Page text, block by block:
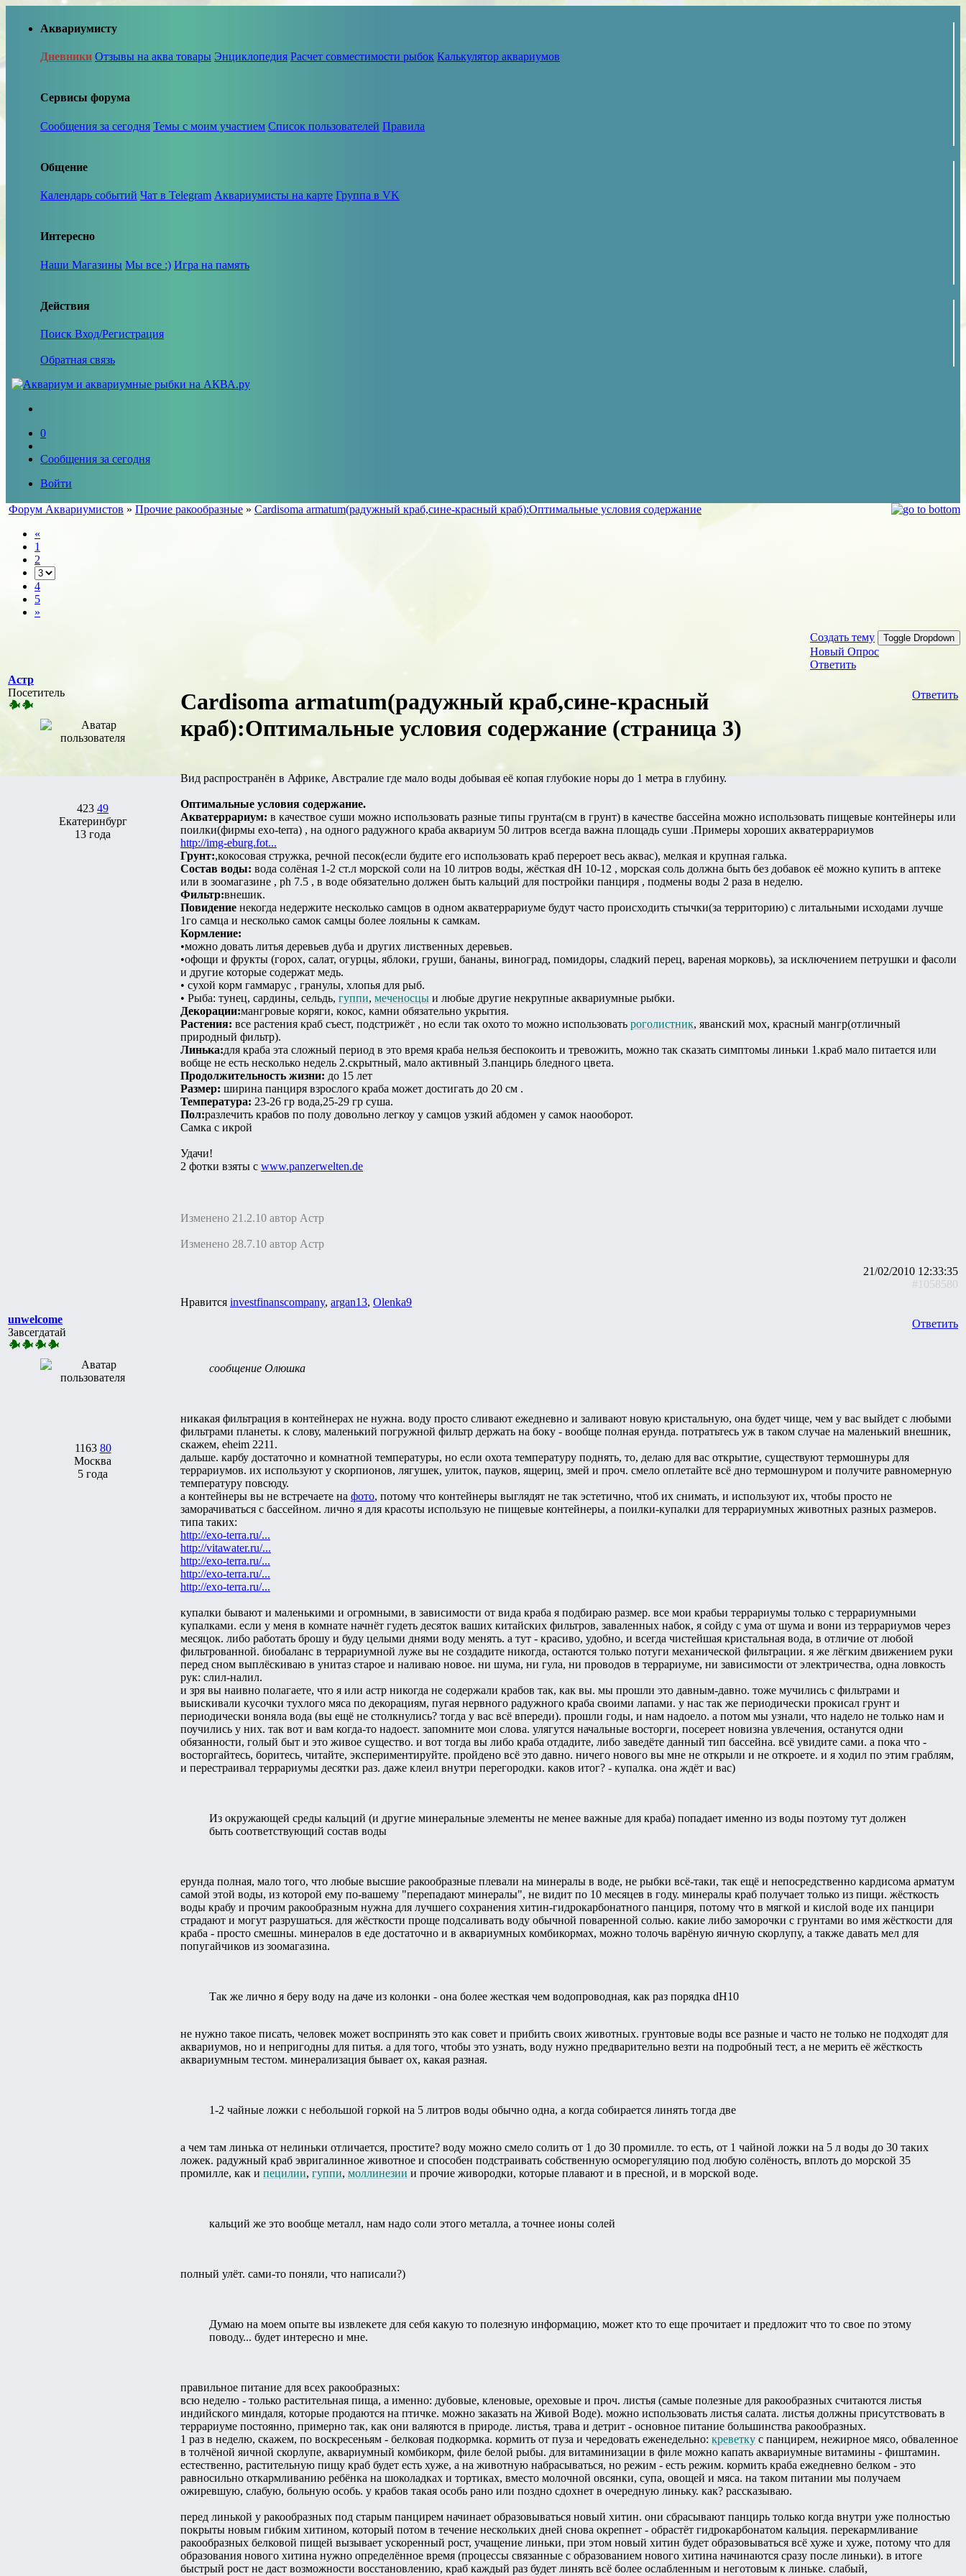
Аквариумисту
Дневники Отзывы на аква товары Энциклопедия Расчет совместимости рыбок Калькулятор аквариумов
Сервисы форума
Сообщения за сегодня Темы с моим участием Список пользователей Правила
Общение
Календарь событий Чат в Telegram Аквариумисты на карте Группа в VK
Интересно
Наши Магазины Мы все :) Игра на память
Действия
Поиск Вход/Регистрация
Обратная связь
0
Сообщения за сегодня
Войти
Форум Аквариумистов » Прочие ракообразные » Cardisoma armatum(радужный краб,сине-красный краб):Оптимальные условия содержание
«
1
2
4
5
»
Создать тему Toggle Dropdown
Новый Опрос
Ответить
Астр
Посетитель
423 49
Екатеринбург
13 года
Ответить
Cardisoma armatum(радужный краб,сине-красный
краб):Оптимальные условия содержание (страница 3)
Вид распространён в Африке, Австралие где мало воды добывая её копая глубокие норы до 1 метра в глубину.
Оптимальные условия содержание.
Акватеррариум: в качествое суши можно использовать разные типы грунта(см в грунт) в качестве бассейна можно использовать пищевые контейнеры или
поилки(фирмы exo-terra) , на одного радужного краба аквариум 50 литров всегда важна площадь суши .Примеры хороших акватеррариумов
http://img-eburg.fot...
Грунт:,кокосовая стружка, речной песок(если будите его использовать краб перероет весь аквас), мелкая и крупная галька.
Состав воды: вода солёная 1-2 ст.л морской соли на 10 литров воды, жёсткая dH 10-12 , морская соль должна быть без добавок её можно купить в аптеке
или в зоомагазине , ph 7.5 , в воде обязательно должен быть кальций для постройки панциря , подмены воды 2 раза в неделю.
Фильтр:внешик.
Повидение некогда недержите несколько самцов в одном акватеррариуме будут часто происходить стычки(за территорию) с литальными исходами лучше
1го самца и несколько самок самцы более лояльны к самкам.
Кормление:
•можно довать литья деревьев дуба и других лиственных деревьев.
•офощи и фрукты (горох, салат, огурцы, яблоки, груши, бананы, виноград, помидоры, сладкий перец, вареная морковь), за исключением петрушки и фасоли
и другие которые содержат медь.
• сухой корм гаммарус , гранулы, хлопья для рыб.
• Рыба: тунец, сардины, сельдь, гуппи, меченосцы и любые другие некрупные аквариумные рыбки.
Декорации:мангровые коряги, кокос, камни обязательно укрытия.
Растения: все растения краб съест, подстрижёт , но если так охото то можно использовать роголистник, яванский мох, красный мангр(отличный
природный фильтр).
Линька:для краба эта сложный период в это время краба нельзя беспокоить и тревожить, можно так сказать симптомы линьки 1.краб мало питается или
вобще не есть несколько недель 2.скрытный, мало активный 3.панцирь бледного цвета.
Продолжительность жизни: до 15 лет
Размер: ширина панциря взрослого краба может достигать до 20 см .
Температура: 23-26 гр вода,25-29 гр суша.
Пол:разлечить крабов по полу довольно легкоу у самцов узкий абдомен у самок наооборот.
Самка с икрой
Удачи!
2 фотки взяты с www.panzerwelten.de
Изменено 21.2.10 автор Астр
Изменено 28.7.10 автор Астр
21/02/2010 12:33:35
#1058580
Нравится investfinanscompany, argan13, Olenka9
unwelcome
Завсегдатай
1163 80
Москва
5 года
Ответить
сообщение Олюшка
никакая фильтрация в контейнерах не нужна. воду просто сливают ежедневно и заливают новую кристальную, она будет чище, чем у вас выйдет с любыми
фильтрами планеты. к слову, маленький погружной фильтр держать на боку - вообще полная ерунда. потратьтесь уж в таком случае на маленький внешник,
скажем, eheim 2211.
дальше. карбу достаточно и комнатной температуры, но если охота температуру поднять, то, делаю для вас открытие, существуют термошнуры для
террариумов. их используют у скорпионов, лягушек, улиток, пауков, ящериц, змей и проч. смело оплетайте всё дно термошнуром и получите равномерную
температуру повсюду.
а контейнеры вы не встречаете на фото, потому что контейнеры выглядят не так эстетично, чтоб их снимать, и используют их, чтобы просто не
заморачиваться с бассейном. лично я для красоты использую не пищевые контейнеры, а поилки-купалки для террариумных животных разных размеров.
типа таких:
http://exo-terra.ru/...
http://vitawater.ru/...
http://exo-terra.ru/...
http://exo-terra.ru/...
http://exo-terra.ru/...
купалки бывают и маленькими и огромными, в зависимости от вида краба я подбираю размер. все мои крабьи террариумы только с террариумными
купалками. если у меня в комнате начнёт гудеть десяток ваших китайских фильтров, заваленных набок, я сойду с ума от шума и вони из террариумов через
месяцок. либо работать брошу и буду целыми днями воду менять. а тут - красиво, удобно, и всегда чистейшая кристальная вода, в отличие от любой
фильтрованной. биобаланс в террариумной луже вы не создадите никогда, остаются только потуги механической фильтрации. я же лёгким движением руки
перед сном выплёскиваю в унитаз старое и наливаю новое. ни шума, ни гула, ни проводов в террариуме, ни зависимости от электричества, одна ловкость
рук: слил-налил.
и зря вы наивно полагаете, что я или астр никогда не содержали крабов так, как вы. мы прошли это давным-давно. тоже мучились с фильтрами и
выискивали кусочки тухлого мяса по декорациям, пугая нервного радужного краба своими лапами. у нас так же периодически прокисал грунт и
периодически воняла вода (вы ещё не столкнулись? тогда у вас всё впереди). прошли годы, и нам надоело. а потом мы узнали, что надело не только нам и
поучились у них. так вот и вам когда-то надоест. запомните мои слова. улягутся начальные восторги, посереет новизна увлечения, останутся одни
обязанности, голый быт и это живое существо. и вот тогда вы либо краба отдадите, либо заведёте данный тип бассейна. всё увидите сами. а пока что -
восторгайтесь, боритесь, читайте, экспериментируйте. пройдено всё это давно. ничего нового вы мне не открыли и не откроете. и я ходил по этим граблям,
и перестраивал террариумы десятки раз. даже клеил внутри перегородки. каков итог? - купалка. она ждёт и вас)
Из окружающей среды кальций (и другие минеральные элементы не менее важные для краба) попадает именно из воды поэтому тут должен
быть соответствующий состав воды
ерунда полная, мало того, что любые высшие ракообразные плевали на минералы в воде, не рыбки всё-таки, так ещё и непосредственно кардисома арматум
самой этой воды, из которой ему по-вашему "перепадают минералы", не видит по 10 месяцев в году. минералы краб получает только из пищи. жёсткость
воды крабу и прочим ракообразным нужна для лучшего сохранения хитин-гидрокарбонатного панциря, потому что в мягкой и кислой воде их панцири
страдают и могут разрушаться. для жёсткости проще подсаливать воду обычной поваренной солью. какие либо заморочки с грунтами во имя жёсткости для
краба - просто смешны. минералов в еде достаточно и в аквариумных комбикормах, можно толочь варёную яичную скорлупу, а также давать мел для
попугайчиков из зоомагазина.
Так же лично я беру воду на даче из колонки - она более жесткая чем водопроводная, как раз порядка dH10
не нужно такое писать, человек может воспринять это как совет и прибить своих животных. грунтовые воды все разные и часто не только не подходят для
аквариумов, но и непригодны для питья. а для того, чтобы это узнать, воду нужно предварительно везти на подробный тест, а не мерить её жёсткость
аквариумным тестом. минерализация бывает ох, какая разная.
1-2 чайные ложки с небольшой горкой на 5 литров воды обычно одна, а когда собирается линять тогда две
а чем там линька от нелиньки отличается, простите? воду можно смело солить от 1 до 30 промилле. то есть, от 1 чайной ложки на 5 л воды до 30 таких
ложек. радужный краб эвригалинное животное и способен подстраивать собственную осморегуляцию под любую солёность, вплоть до морской 35
промилле, как и пецилии, гуппи, моллинезии и прочие живородки, которые плавают и в пресной, и в морской воде.
кальций же это вообще металл, нам надо соли этого металла, а точнее ионы солей
полный улёт. сами-то поняли, что написали?)
Думаю на моем опыте вы извлекете для себя какую то полезную информацию, может кто то еще прочитает и предложит что то свое по этому
поводу... будет интересно и мне.
правильное питание для всех ракообразных:
всю неделю - только растительная пища, а именно: дубовые, кленовые, ореховые и проч. листья (самые полезные для ракообразных считаются листья
индийского миндаля, которые продаются на птичке. можно заказать на Живой Воде). можно использовать листья салата. листья должны присутствовать в
террариуме постоянно, примерно так, как они валяются в природе. листья, трава и детрит - основное питание большинства ракообразных.
1 раз в неделю, скажем, по воскресеньям - белковая подкормка. кормить от пуза и чередовать еженедельно: креветку с панцирем, нежирное мясо, обваленное
в толчёной яичной скорлупе, аквариумный комбикорм, филе белой рыбы. для витаминизации в филе можно капать аквариумные витамины - фиштамин.
естественно, растительную пищу краб будет есть хуже, а на животную набрасываться, но режим - есть режим. кормить краба ежедневно белком - это
равносильно откармливанию ребёнка на шоколадках и тортиках, вместо молочной овсянки, супа, овощей и мяса. на таком питании мы получаем
ожиревшую, слабую, больную особь. у крабов такая особь рано или поздно сдохнет в очередную линьку. как? рассказываю.
перед линькой у ракообразных под старым панцирем начинает образовываться новый хитин. они сбрасывают панцирь только когда внутри уже полностью
покрыты новым гибким хитином, который потом в течение нескольких дней снова окрепнет - обрастёт гидрокарбонатом кальция. перекармливание
ракообразных белковой пищей вызывает ускоренный рост, учащение линьки, при этом новый хитин будет образовываться всё хуже и хуже, потому что для
образования нового хитина нужно определённое время (процессы связанные с образованием нового хитина начинаются сразу после линьки). в итоге
быстрый рост не даст возможности восстановлению, краб каждый раз будет линять всё более ослабленным и неготовым к линьке. слабый,